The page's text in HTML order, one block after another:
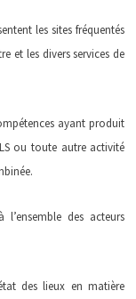
les sites fréquentés
et les divers services de
ayant produit
ou toute autre activité
des acteurs
des lieux en matière